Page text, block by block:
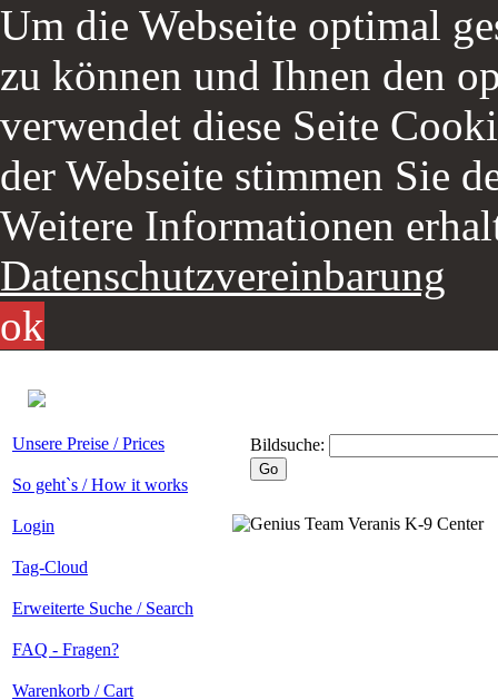
Um die Webseite optimal
zu können und Ihnen den
verwendet diese Seite
der Webseite stimmen Sie
Weitere Informationen
Datenschutzvereinbarung
ok
Unsere Preise / Prices
So geht`s / How it works
Login
Tag-Cloud
Erweiterte Suche / Search
FAQ - Fragen?
Warenkorb / Cart
Bildsuche: